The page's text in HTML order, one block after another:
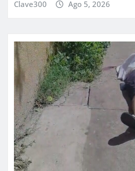
Clave300 Ago 5, 2026